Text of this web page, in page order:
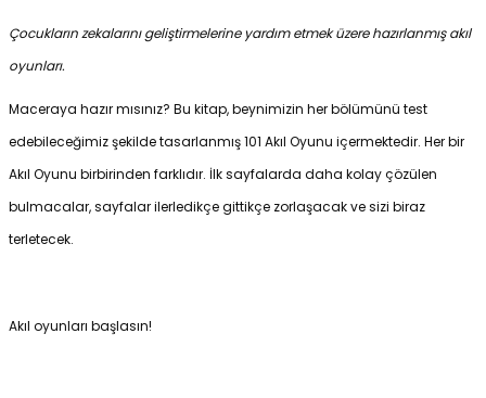
Çocukların zekalarını geliştirmelerine yardım etmek üzere hazırlanmış akıl
oyunları.
Maceraya hazır mısınız? Bu kitap, beynimizin her bölümünü test
edebileceğimiz şekilde tasarlanmış 101 Akıl Oyunu içermektedir. Her bir
Akıl Oyunu birbirinden farklıdır. İlk sayfalarda daha kolay çözülen
bulmacalar, sayfalar ilerledikçe gittikçe zorlaşacak ve sizi biraz
terletecek.
Akıl oyunları başlasın!